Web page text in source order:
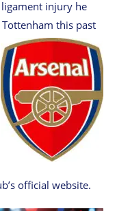
injury he
this past
official website.